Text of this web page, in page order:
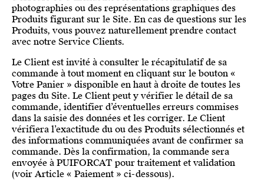
photographies ou des représentations graphiques des
Produits figurant sur le Site. En cas de questions sur les
Produits, vous pouvez naturellement prendre contact
avec notre Service Clients.
Le Client est invité à consulter le récapitulatif de sa
commande à tout moment en cliquant sur le bouton «
Votre Panier » disponible en haut à droite de toutes les
pages du Site. Le Client peut y vérifier le détail de sa
commande, identifier d’éventuelles erreurs commises
dans la saisie des données et les corriger. Le Client
vérifiera l’exactitude du ou des Produits sélectionnés et
des informations communiquées avant de confirmer sa
commande. Dès la confirmation, la commande sera
envoyée à PUIFORCAT pour traitement et validation
(voir Article « Paiement » ci-dessous).